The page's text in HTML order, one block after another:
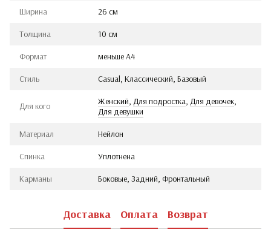
Ширина 26 см
Толщина 10 см
Формат меньше А4
Стиль Casual, Классический, Базовый
Для кого Женский Для подростка Для девочек
Для девушки
Материал Нейлон
Спинка Уплотнена
Карманы Боковые, Задний, Фронтальный
Доставка Оплата Возврат